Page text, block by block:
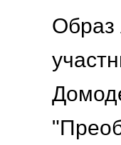
Образ